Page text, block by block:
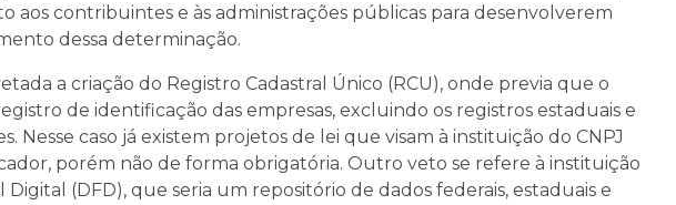
aos contribuintes e às administrações públicas para desenvolverem
dessa determinação.
a criação do Registro Cadastral Único (RCU), onde previa que o
de identificação das empresas, excluindo os registros estaduais e
Nesse caso já existem projetos de lei que visam à instituição do CNPJ
porém não de forma obrigatória. Outro veto se refere à instituição
Digital (DFD), que seria um repositório de dados federais, estaduais e